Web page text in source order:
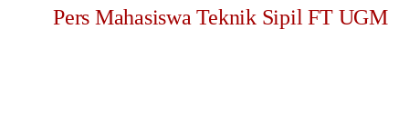
Pers Mahasiswa Teknik Sipil FT UGM